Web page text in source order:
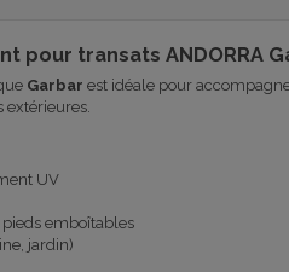
pour transats ANDORRA
Garbar est idéale pour
extérieures.
UV
emboîtables
jardin)